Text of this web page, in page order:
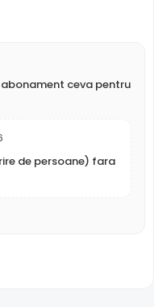
are un filtru IR Mecanic
in infrarosu pe timpul
este retras pentru a
imbunatatind
ceva pentru
de persoane) fara